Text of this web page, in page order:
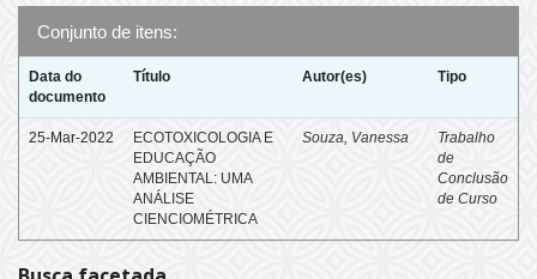
Conjunto de itens:
Data do
documento
Título Autor(es) Tipo
25-Mar-2022
ECOTOXICOLOGIA E
EDUCAÇÃO
AMBIENTAL: UMA
ANÁLISE
CIENCIOMÉTRICA
Souza, Vanessa
Trabalho
de
Conclusão
de Curso